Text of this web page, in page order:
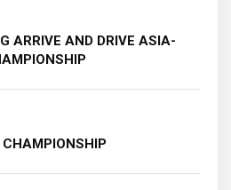
ARRIVE AND DRIVE ASIA-